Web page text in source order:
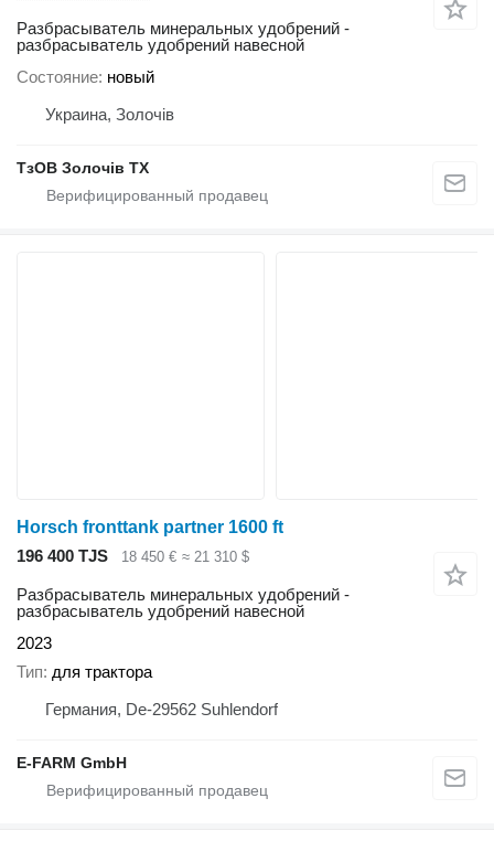
Разбрасыватель минеральных удобрений -
разбрасыватель удобрений навесной
Состояние новый
Украина, Золочів
ТзОВ Золочів ТХ
Horsch fronttank partner 1600 ft
196 400 TJS
18 450 € ≈ 21 310 $
Разбрасыватель минеральных удобрений -
разбрасыватель удобрений навесной
2023
Тип для трактора
Германия, De-29562 Suhlendorf
E-FARM GmbH